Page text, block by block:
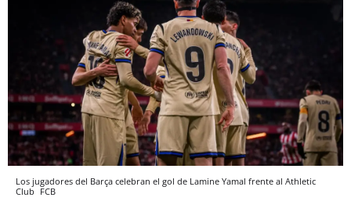
Los jugadores del Barça celebran el gol de Lamine Yamal frente al Athletic
Club FCB